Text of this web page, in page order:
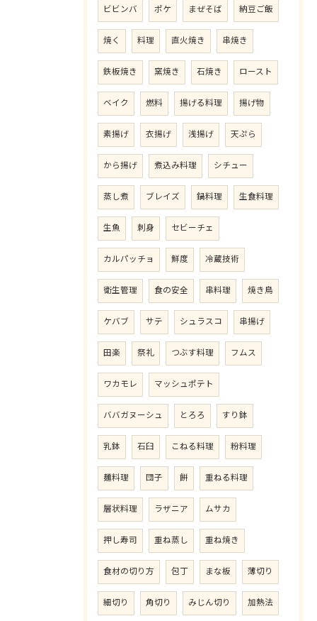
ビビンバ ポケ まぜそば 納豆ご飯
焼く 料理 直火焼き 串焼き
鉄板焼き 窯焼き 石焼き ロースト
ベイク 燃料 揚げる料理 揚げ物
素揚げ 衣揚げ 浅揚げ 天ぷら
から揚げ 煮込み料理 シチュー
蒸し煮 ブレイズ 鍋料理 生食料理
生魚 刺身 セビーチェ
カルパッチョ 鮮度 冷蔵技術
衛生管理 食の安全 串料理 焼き鳥
ケバブ サテ シュラスコ 串揚げ
田楽 祭礼 つぶす料理 フムス
ワカモレ マッシュポテト
ババガヌーシュ とろろ すり鉢
乳鉢 石臼 こねる料理 粉料理
麺料理 団子 餅 重ねる料理
層状料理 ラザニア ムサカ
押し寿司 重ね蒸し 重ね焼き
食材の切り方 包丁 まな板 薄切り
細切り 角切り みじん切り 加熱法